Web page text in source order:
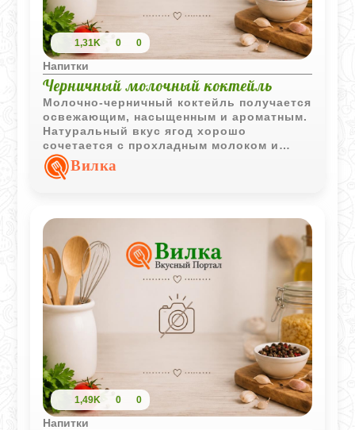
1,31K 0 0
Напитки
Черничный молочный коктейль
Молочно-черничный коктейль получается
освежающим, насыщенным и ароматным.
Натуральный вкус ягод хорошо
сочетается с прохладным молоком и
лёгкой сладостью.
Вилка
1,49K 0 0
Напитки